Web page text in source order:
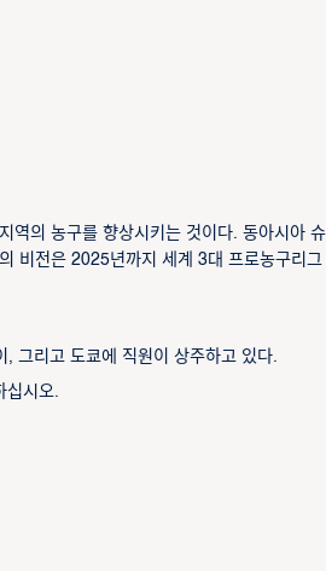
의 농구를 향상시키는 것이다. 동아시아 슈
비전은 2025년까지 세계 3대 프로농구리그
그리고 도쿄에 직원이 상주하고 있다.
십시오.